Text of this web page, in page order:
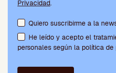
Privacidad.
Aceptación de condiciones y
Quiero suscribirme a la
He leído y acepto el
personales según la política de